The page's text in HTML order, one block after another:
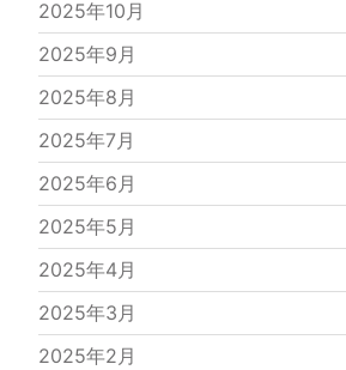
2025年10月
2025年9月
2025年8月
2025年7月
2025年6月
2025年5月
2025年4月
2025年3月
2025年2月